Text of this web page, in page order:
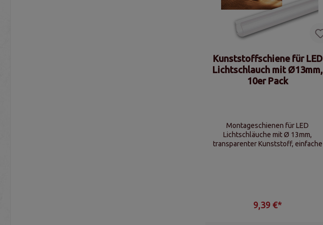
Kunststoffschiene für LED
Lichtschlauch mit Ø13mm,
10er Pack
Montageschienen für LED
Lichtschläuche mit Ø 13mm,
transparenter Kunststoff, einfache
9,39 €*